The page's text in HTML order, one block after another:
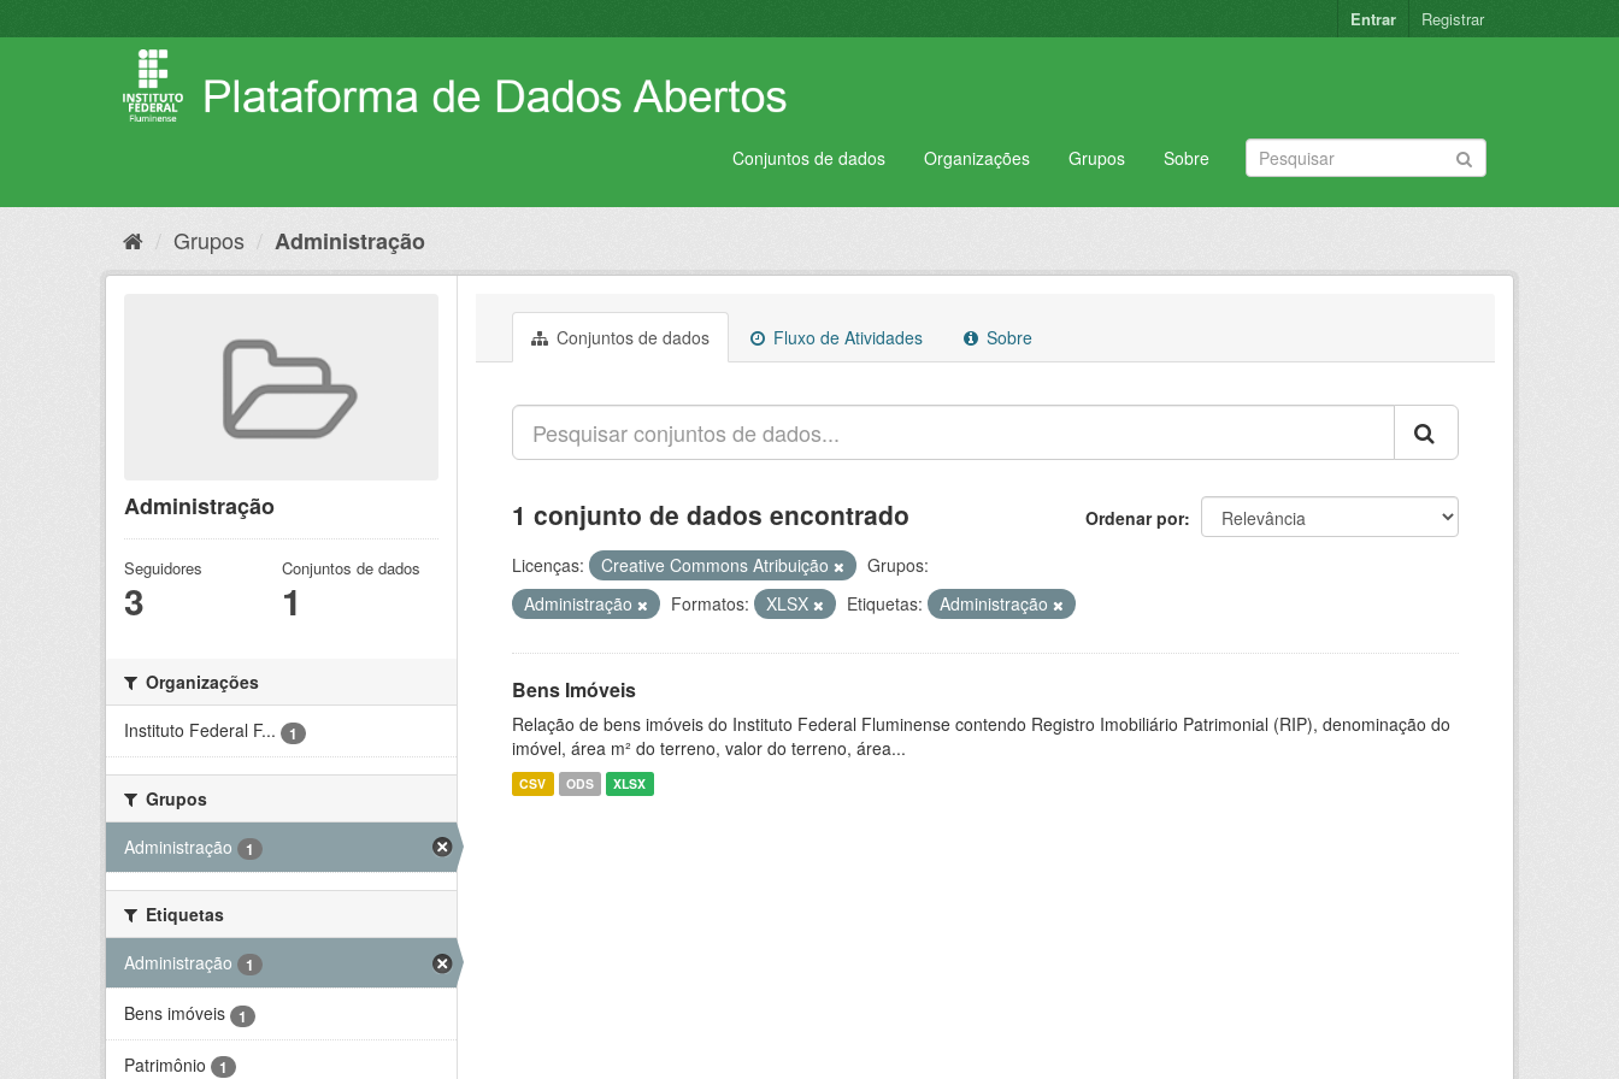
para
Entrar Registrar
Conjuntos de dados Organizações Grupos Sobre
Grupos Administração
Administração
Seguidores
3
Conjuntos de dados
1
Organizações
Instituto Federal F...
1
Grupos
Administração
1
Etiquetas
Administração
1
Bens imóveis 1
Patrimônio 1
Conjuntos de dados Fluxo de Atividades Sobre
Ordenar por
1 conjunto de dados encontrado
Licenças: Creative Commons Atribuição
Grupos:
Administração
Formatos: XLSX Etiquetas: Administração
Bens Imóveis
Relação de bens imóveis do Instituto Federal Fluminense contendo Registro Imobiliário Patrimonial (RIP), denominação do
imóvel, área m² do terreno, valor do terreno, área...
CSV ODS XLSX